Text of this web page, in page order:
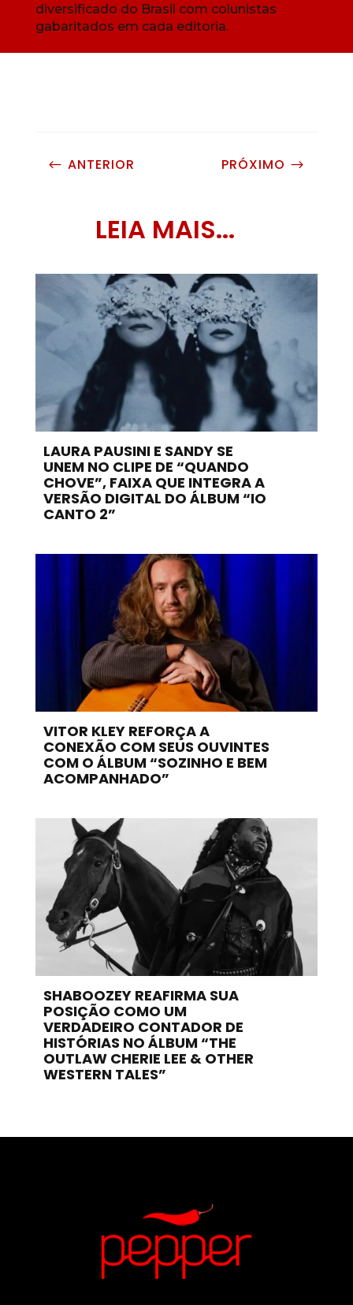
diversificado do Brasil com colunistas
gabaritados em cada editoria.
# ANTERIOR PRÓXIMO $
LEIA MAIS...
LAURA PAUSINI E SANDY SE
UNEM NO CLIPE DE “QUANDO
CHOVE”, FAIXA QUE INTEGRA A
VERSÃO DIGITAL DO ÁLBUM “IO
CANTO 2”
VITOR KLEY REFORÇA A
CONEXÃO COM SEUS OUVINTES
COM O ÁLBUM “SOZINHO E BEM
ACOMPANHADO”
SHABOOZEY REAFIRMA SUA
POSIÇÃO COMO UM
VERDADEIRO CONTADOR DE
HISTÓRIAS NO ÁLBUM “THE
OUTLAW CHERIE LEE & OTHER
WESTERN TALES”